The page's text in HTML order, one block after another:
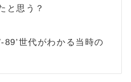
と思う？
89’世代がわかる当時の